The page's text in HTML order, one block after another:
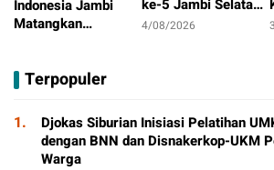
Indonesia Jambi
Matangkan
Pertama
ke-5 Jambi Selatan,
Syiar Al-Qur’an
4/08/2026
Terpopuler
1.
Djokas Siburian Inisiasi Pelatihan
dengan BNN dan Disnakerkop-UKM
Warga